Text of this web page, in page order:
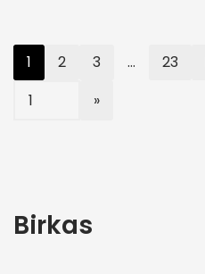
1 2 3 … 23
Birkas